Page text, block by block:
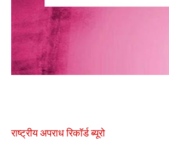
राष्ट्रीय अपराध रिकॉर्ड ब्यूरो